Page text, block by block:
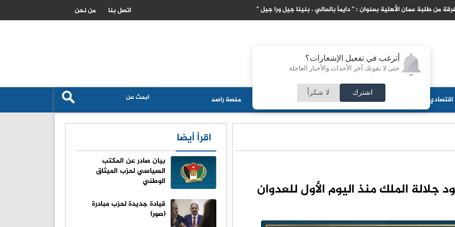
أترغب في تفعيل الإشعارات؟
حتى لا تفوتك آخر الأحداث والأخبار العاجلة
اشترك لا شكراً
من طلبة عمان الأهلية بعنوان : " دايماً بالعالي ، بنينا جيل ورا جيل " الاحتلال يطرح عطاء لبناء وحدات استيطانية جديدة في القدس
من نحن اتصل بنا
اقتصادي منوعات ثقافة مجلس الأمة منصة راصد
الملك منذ اليوم الأول للعدوان
اقرأ أيضا
بيان صادر عن المكتب
السياسي لحزب الميثاق
الوطني
قيادة جديدة لحزب مبادرة
(صور)